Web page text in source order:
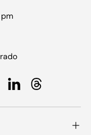
LinkedInThreads